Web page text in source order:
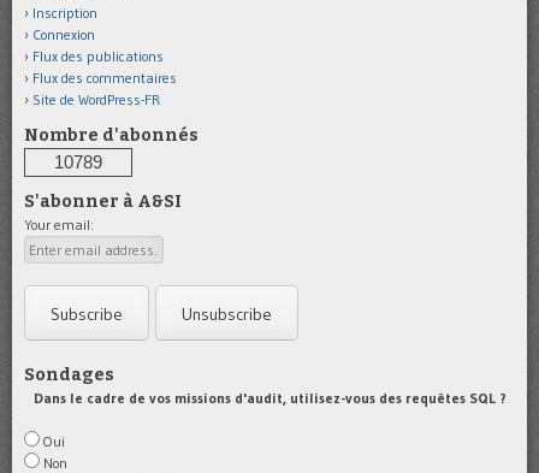
Inscription
Connexion
Flux des publications
Flux des commentaires
Site de WordPress-FR
Nombre d'abonnés
10789
S'abonner à A&SI
Your email:
Sondages
Dans le cadre de vos missions d'audit, utilisez-vous des requêtes SQL ?
Oui
Non